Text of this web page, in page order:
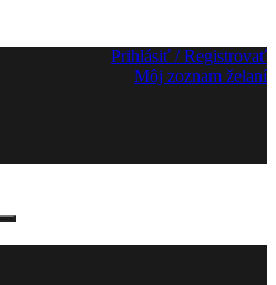
Prihlásiť / Registrovať
Môj zoznam želaní